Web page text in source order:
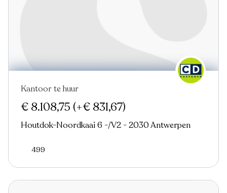
Nieuw
Kantoor te huur
€ 8.108,75 (+€ 831,67)
Houtdok-Noordkaai 6 -/V2 - 2030 Antwerpen
499